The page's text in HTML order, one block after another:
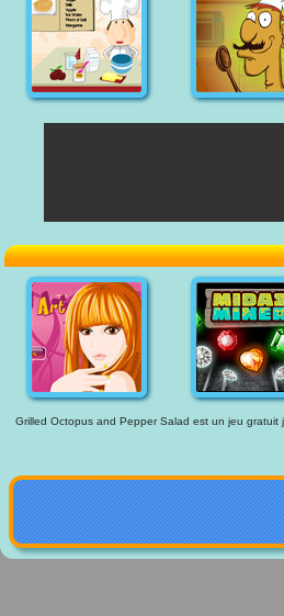
Grilled Octopus and Pepper Salad est un jeu